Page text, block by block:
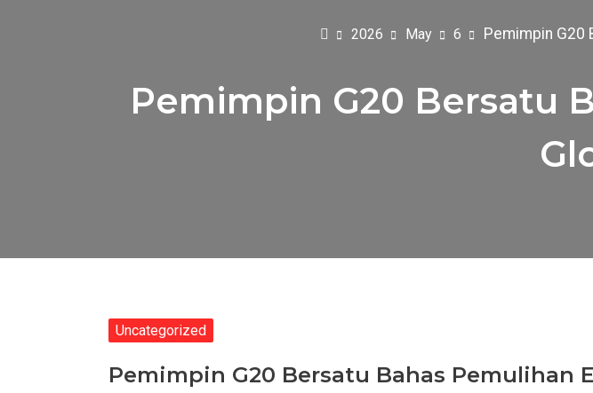
2026 May 6 Pemimpin G20
Pemimpin G20 Bersatu
Uncategorized
Pemimpin G20 Bersatu Bahas Pemulihan